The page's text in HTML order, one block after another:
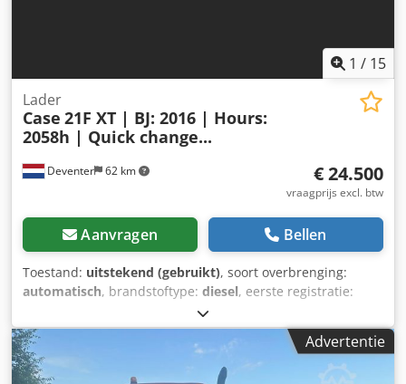
1 / 15
Deventer 62 km
Lader
Case 21F XT | BJ: 2016 | Hours:
2058h | Quick change...
€ 24.500
vraagprijs excl. btw
Aanvragen Bellen
Toestand: uitstekend (gebruikt), soort overbrenging:
automatisch, brandstoftype: diesel, eerste registratie:
, bedrijfsturen:
cabine, = Verdere opties en accessoires = - Afgesloten
cabine - Radio/cd-speler = Opmerkingen = CASE 21F XT
wiellader, bouwjaar 2016, met slechts 2.058 draaiuren.
Advertentie